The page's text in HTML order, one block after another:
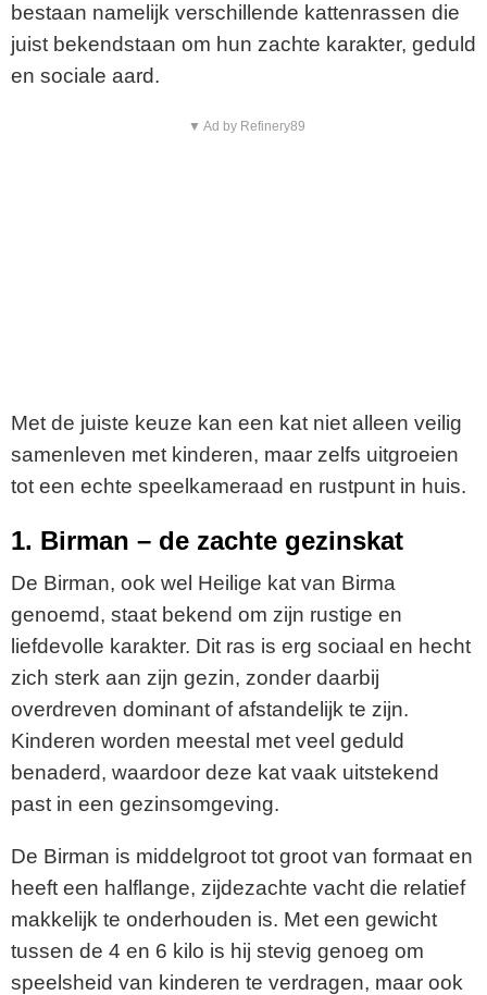
bestaan namelijk verschillende kattenrassen die
juist bekendstaan om hun zachte karakter, geduld
en sociale aard.
▼ Ad by Refinery89
Met de juiste keuze kan een kat niet alleen veilig
samenleven met kinderen, maar zelfs uitgroeien
tot een echte speelkameraad en rustpunt in huis.
1. Birman – de zachte gezinskat
De Birman, ook wel Heilige kat van Birma
genoemd, staat bekend om zijn rustige en
liefdevolle karakter. Dit ras is erg sociaal en hecht
zich sterk aan zijn gezin, zonder daarbij
overdreven dominant of afstandelijk te zijn.
Kinderen worden meestal met veel geduld
benaderd, waardoor deze kat vaak uitstekend
past in een gezinsomgeving.
De Birman is middelgroot tot groot van formaat en
heeft een halflange, zijdezachte vacht die relatief
makkelijk te onderhouden is. Met een gewicht
tussen de 4 en 6 kilo is hij stevig genoeg om
speelsheid van kinderen te verdragen, maar ook